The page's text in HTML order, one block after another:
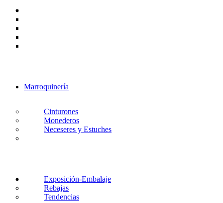
Marroquinería
Cinturones
Monederos
Neceseres y Estuches
Exposición-Embalaje
Rebajas
Tendencias